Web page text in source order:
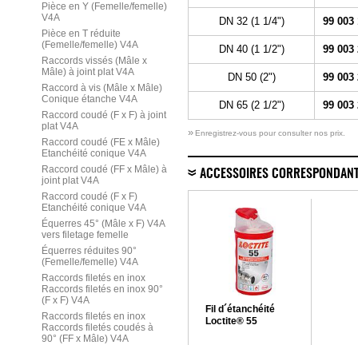
Pièce en Y (Femelle/femelle)
V4A
Pièce en T réduite
(Femelle/femelle) V4A
Raccords vissés (Mâle x
Mâle) à joint plat V4A
Raccord à vis (Mâle x Mâle)
Conique étanche V4A
Raccord coudé (F x F) à joint
plat V4A
Raccord coudé (FE x Mâle)
Etanchéité conique V4A
Raccord coudé (FF x Mâle) à
joint plat V4A
Raccord coudé (F x F)
Etanchéité conique V4A
Équerres 45° (Mâle x F) V4A
vers filetage femelle
Équerres réduites 90°
(Femelle/femelle) V4A
Raccords filetés en inox
Raccords filetés en inox 90°
(F x F) V4A
Raccords filetés en inox
Raccords filetés coudés à
90° (FF x Mâle) V4A
DN 32 (1 1/4") 99 003
DN 40 (1 1/2") 99 003
DN 50 (2") 99 003
DN 65 (2 1/2") 99 003
» Enregistrez-vous pour consulter nos prix.
ACCESSOIRES
Fil d´étanchéité
Loctite® 55